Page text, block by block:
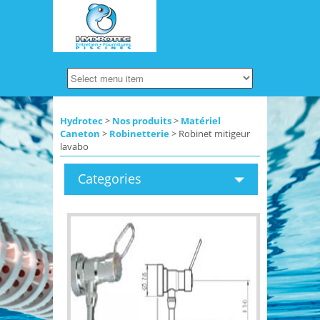
Hydrotec > Nos produits> Matériel
Caneton > Robinetterie> Robinet mitigeur
lavabo
Categories